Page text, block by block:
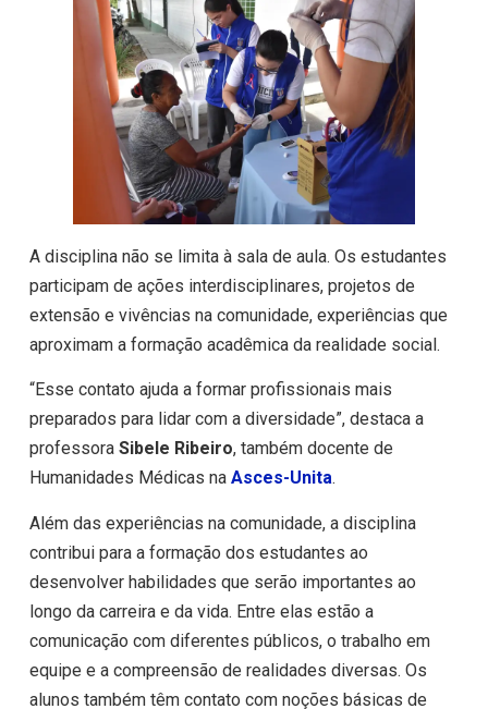
A disciplina não se limita à sala de aula. Os estudantes
participam de ações interdisciplinares, projetos de
extensão e vivências na comunidade, experiências que
aproximam a formação acadêmica da realidade social.
“Esse contato ajuda a formar profissionais mais
preparados para lidar com a diversidade”, destaca a
professora Sibele Ribeiro, também docente de
Humanidades Médicas na Asces-Unita.
Além das experiências na comunidade, a disciplina
contribui para a formação dos estudantes ao
desenvolver habilidades que serão importantes ao
longo da carreira e da vida. Entre elas estão a
comunicação com diferentes públicos, o trabalho em
equipe e a compreensão de realidades diversas. Os
alunos também têm contato com noções básicas de